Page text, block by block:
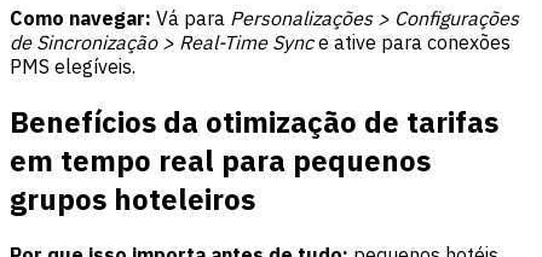
Como navegar: Vá para Personalizações > Configurações
de Sincronização > Real-Time Synce ative para conexões
PMS elegíveis.
Benefícios da otimização de tarifas
em tempo real para pequenos
grupos hoteleiros